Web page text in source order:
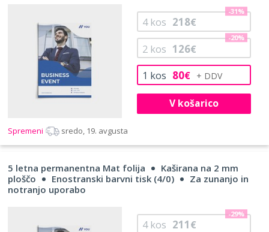
1 kos 80€
2kos 126€
-20%
4kos 218€
-31%
V košarico
Spremeni sredo, 19. avgusta
5 letna permanentna Mat folija
Kaširana na 2 mm
ploščo
Enostranski barvni tisk (4/0)
Za zunanjo in
notranjo uporabo
4kos 211€
-29%